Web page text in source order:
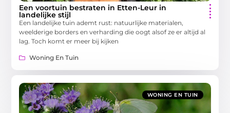
Een voortuin bestraten in Etten-Leur in
landelijke stijl
Een landelijke tuin ademt rust: natuurlijke materialen,
weelderige borders en verharding die oogt alsof ze er altijd al
lag. Toch komt er meer bij kijken
Woning En Tuin
WONING EN TUIN